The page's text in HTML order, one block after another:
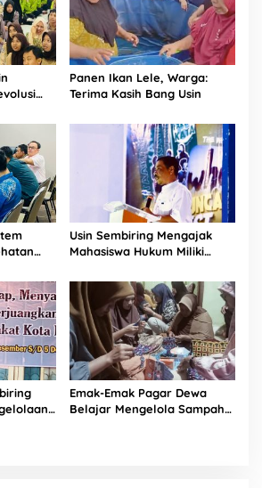
Panen Ikan Lele, Warga:
Terima Kasih Bang Usin
Usin Sembiring Mengajak
Mahasiswa Hukum Miliki
Emak-Emak Pagar Dewa
Belajar Mengelola Sampah